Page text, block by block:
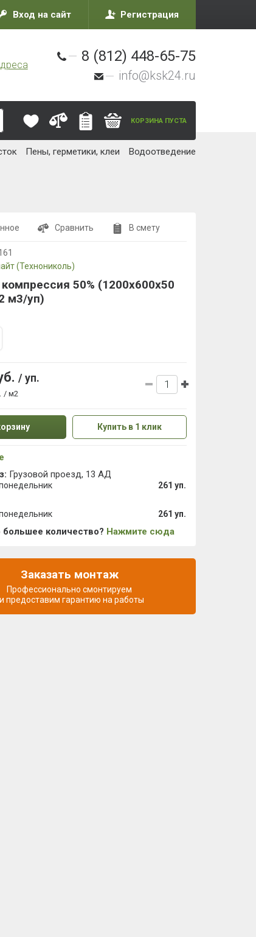
Вход на сайт Регистрация
8 (812) 448-65-75
info@ksk24.ru
КОРЗИНА ПУСТА
Пены, герметики, клеи Водоотведение
Сравнить В смету
(Технониколь)
50% (1200х600х50
м3/уп)
/ уп.
/ м2
Купить в 1 клик
Грузовой проезд, 13 АД
261 уп.
261 уп.
количество? Нажмите сюда
Заказать монтаж
Профессионально смонтируем
и предоставим гарантию на работы